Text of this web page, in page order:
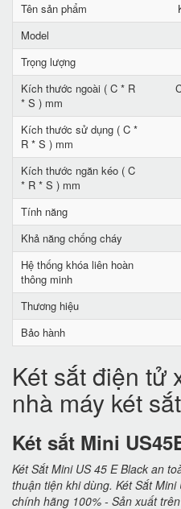
Tên sản phẩm
Model
Trọng lượng
Kích thước ngoài ( C * R
* S ) mm
Kích thước sử dụng ( C *
R * S ) mm
Kích thước ngăn kéo ( C
* R * S ) mm
Tính năng
Khả năng chống cháy
Hệ thống khóa liên hoàn
thông minh
Thương hiệu
Bảo hành
Két sắt điện tử
nhà máy két
Két sắt Mini
Két Sắt Mini US 45 E Black an
thuận tiện khi dùng. Két Sắt
chính hãng 100% - Sản xuất